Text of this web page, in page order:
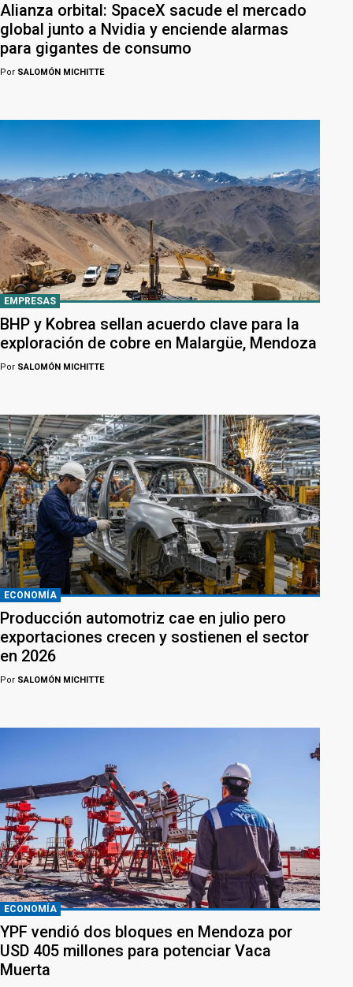
Alianza orbital: SpaceX sacude el mercado
global junto a Nvidia y enciende alarmas
para gigantes de consumo
Por SALOMÓN MICHITTE
EMPRESAS
BHP y Kobrea sellan acuerdo clave para la
exploración de cobre en Malargüe, Mendoza
Por SALOMÓN MICHITTE
ECONOMÍA
Producción automotriz cae en julio pero
exportaciones crecen y sostienen el sector
en 2026
Por SALOMÓN MICHITTE
ECONOMÍA
YPF vendió dos bloques en Mendoza por
USD 405 millones para potenciar Vaca
Muerta